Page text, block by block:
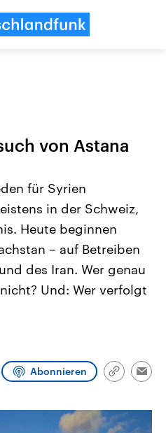
aus
Aktuelle Beiträge,
Hintergründe
Wirtschaftlich und
gehören die Vereinigten
den mächtigsten Ländern
von Astana
für Syrien
in der Schweiz,
Heute beginnen
– auf Betreiben
des Iran. Wer genau
Und: Wer verfolgt
Abonnieren
Link